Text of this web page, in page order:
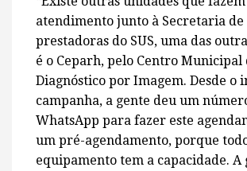
atendimento junto à Secretaria de
prestadoras do SUS, uma das
é o Ceparh, pelo Centro Municipal
Diagnóstico por Imagem. Desde o
campanha, a gente deu um
WhatsApp para fazer este
um pré-agendamento, porque
equipamento tem a capacidade. A